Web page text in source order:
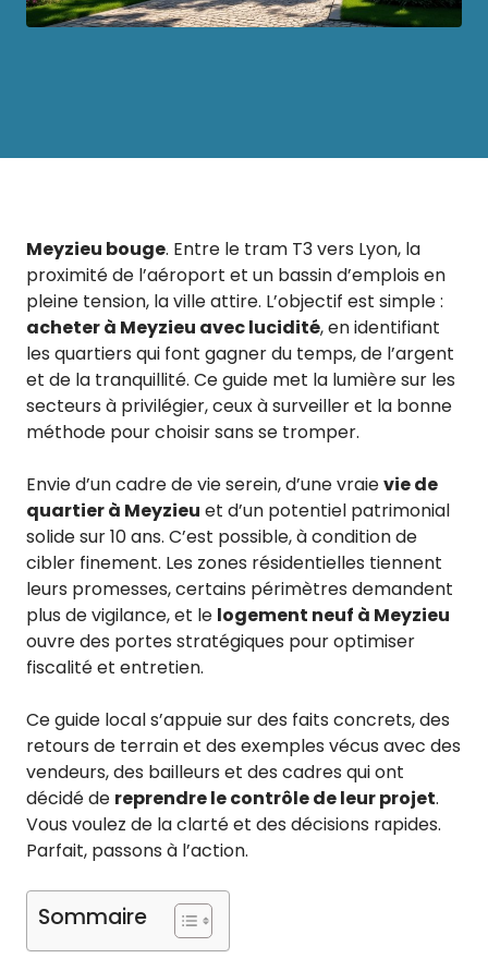
Meyzieu bouge. Entre le tram T3 vers Lyon, la
proximité de l’aéroport et un bassin d’emplois en
pleine tension, la ville attire. L’objectif est simple :
acheter à Meyzieu avec lucidité, en identifiant
les quartiers qui font gagner du temps, de l’argent
et de la tranquillité. Ce guide met la lumière sur les
secteurs à privilégier, ceux à surveiller et la bonne
méthode pour choisir sans se tromper.
Envie d’un cadre de vie serein, d’une vraievie de
quartier à Meyzieu et d’un potentiel patrimonial
solide sur 10 ans. C’est possible, à condition de
cibler finement. Les zones résidentielles tiennent
leurs promesses, certains périmètres demandent
plus de vigilance, et le logement neuf à Meyzieu
ouvre des portes stratégiques pour optimiser
fiscalité et entretien.
Ce guide local s’appuie sur des faits concrets, des
retours de terrain et des exemples vécus avec des
vendeurs, des bailleurs et des cadres qui ont
décidé de reprendre le contrôle de leur projet.
Vous voulez de la clarté et des décisions rapides.
Parfait, passons à l’action.
Sommaire